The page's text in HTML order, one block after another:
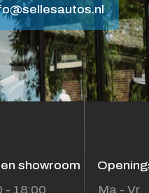
showroom
- 18:00 Ma - Vr